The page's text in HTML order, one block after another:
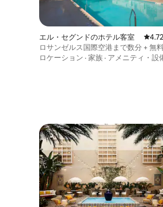
エル・セグンドのホテル客室 レビ
ロサンゼルス国際空港まで数分 + 無
食。バー
ロケーション · 家族 · アメニティ・設